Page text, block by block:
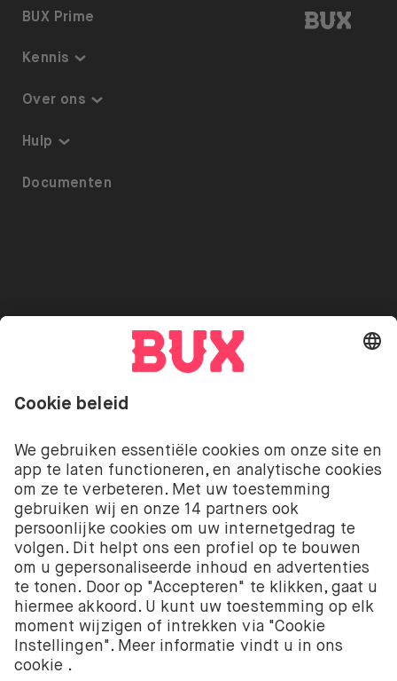
BUX |
BUX Prime
Kennis
Kennis
ETF’s op BUX
Over ons
Over BUX
Hulp
Toegankelijkheid
Documenten
Go to "Instagram"
Go to "Facebook"
Go to "Twitter"Go to "Youtube"
Cookie Settings
De beleggingsdiensten van BUX met betrekking tot
aandelen en ETF’s worden aangeboden door BUX B.V.
BUX B.V. is geregistreerd bij de Kamer van
Koophandel onder nummer 58403949. BUX B.V. staat
onder toezicht van de Autoriteit Financiële Markten
(AFM).
BUX B.V. verstrekt geen beleggingsadvies en
beleggers moeten hun eigen beleggingsbeslissingen
nemen of onafhankelijk advies inwinnen. Beleggen
kent risico’s. De waarde van beleggingen kan zowel